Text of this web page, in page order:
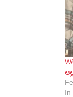
In